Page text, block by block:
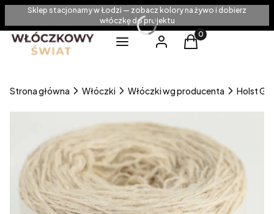
Sklep stacjonarny w Łodzi — zobacz kolory na żywo i dobierz
włóczkę do projektu
Menu
Zaloguj sięProdukty w
Koszyk
Strona główna Włóczki Włóczki wg producenta Holst